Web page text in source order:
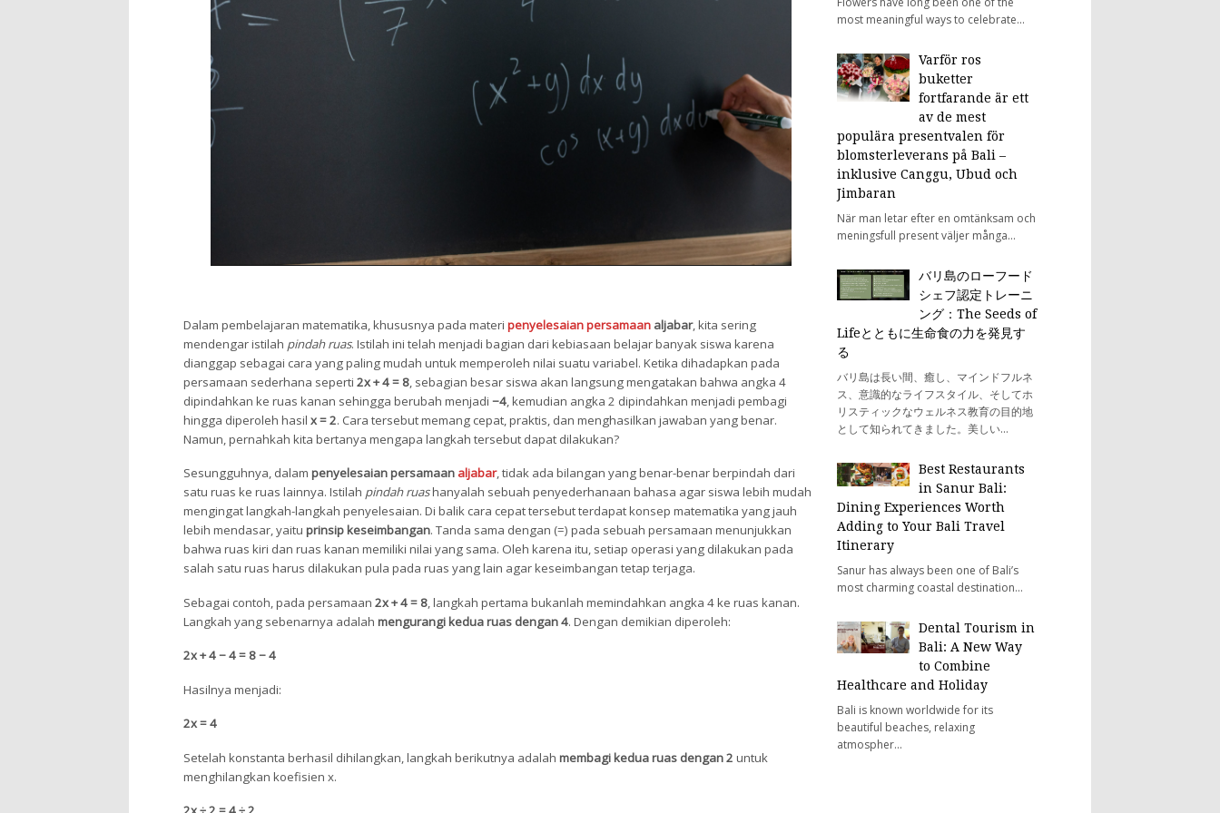
Dalam pembelajaran matematika, khususnya pada materi penyelesaian persamaanaljabar, kita sering
mendengar istilah pindah ruas. Istilah ini telah menjadi bagian dari kebiasaan belajar banyak siswa karena
dianggap sebagai cara yang paling mudah untuk memperoleh nilai suatu variabel. Ketika dihadapkan pada
persamaan sederhana seperti 2x + 4 = 8, sebagian besar siswa akan langsung mengatakan bahwa angka 4
dipindahkan ke ruas kanan sehingga berubah menjadi −4, kemudian angka 2 dipindahkan menjadi pembagi
hingga diperoleh hasil x = 2. Cara tersebut memang cepat, praktis, dan menghasilkan jawaban yang benar.
Namun, pernahkah kita bertanya mengapa langkah tersebut dapat dilakukan?
Sesungguhnya, dalam penyelesaian persamaan aljabar, tidak ada bilangan yang benar-benar berpindah dari
satu ruas ke ruas lainnya. Istilah pindah ruashanyalah sebuah penyederhanaan bahasa agar siswa lebih mudah
mengingat langkah-langkah penyelesaian. Di balik cara cepat tersebut terdapat konsep matematika yang jauh
lebih mendasar, yaitu prinsip keseimbangan. Tanda sama dengan (=) pada sebuah persamaan menunjukkan
bahwa ruas kiri dan ruas kanan memiliki nilai yang sama. Oleh karena itu, setiap operasi yang dilakukan pada
salah satu ruas harus dilakukan pula pada ruas yang lain agar keseimbangan tetap terjaga.
Sebagai contoh, pada persamaan 2x + 4 = 8, langkah pertama bukanlah memindahkan angka 4 ke ruas kanan.
Langkah yang sebenarnya adalah mengurangi kedua ruas dengan 4. Dengan demikian diperoleh:
2x + 4 − 4 = 8 − 4
Hasilnya menjadi:
2x = 4
Setelah konstanta berhasil dihilangkan, langkah berikutnya adalah membagi kedua ruas dengan 2 untuk
menghilangkan koefisien x.
most meaningful ways to celebrate...
Varför ros
buketter
fortfarande är ett
av de mest
populära presentvalen för
blomsterleverans på Bali –
inklusive Canggu, Ubud och
Jimbaran
När man letar efter en omtänksam och
meningsfull present väljer många...
バリ島のローフード
シェフ認定トレーニ
ング：The Seeds of
Lifeとともに生命食の力を発見す
る
バリ島は長い間、癒し、マインドフルネ
ス、意識的なライフスタイル、そしてホ
リスティックなウェルネス教育の目的地
として知られてきました。美しい...
Best Restaurants
in Sanur Bali:
Dining Experiences Worth
Adding to Your Bali Travel
Itinerary
Sanur has always been one of Bali’s
most charming coastal destination...
Dental Tourism in
Bali: A New Way
to Combine
Healthcare and Holiday
Bali is known worldwide for its
beautiful beaches, relaxing
atmospher...